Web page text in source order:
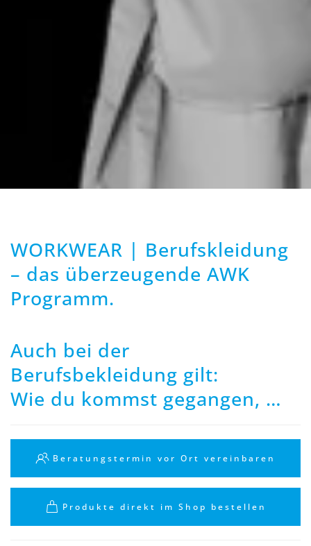
WORKWEAR | Berufskleidung
– das überzeugende AWK
Programm.
Auch bei der
Berufsbekleidung gilt:
Wie du kommst gegangen, …
Beratungstermin vor Ort vereinbaren
Produkte direkt im Shop bestellen